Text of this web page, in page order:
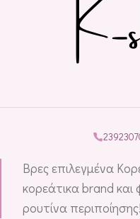
Βρες επιλεγμένα
κορεάτικα brand και
ρουτίνα περιποίησης!